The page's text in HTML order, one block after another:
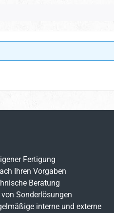
Fertigung
Ihren Vorgaben
Beratung
von Sonderlösungen
interne und externe